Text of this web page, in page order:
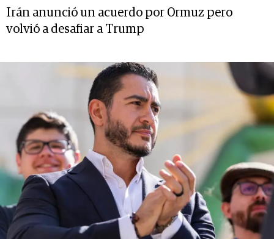
Irán anunció un acuerdo por Ormuz pero
volvió a desafiar a Trump